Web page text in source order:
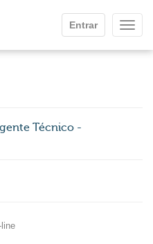
Entrar
Técnico -